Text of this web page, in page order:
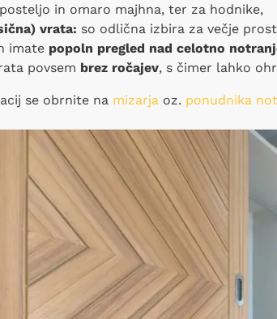
in omaro majhna, ter za hodnike,
vrata: so odlična izbira za večje
imate popoln pregled nad celotno
povsem brez ročajev, s čimer lahko
se obrnite na mizarja oz. ponudnika